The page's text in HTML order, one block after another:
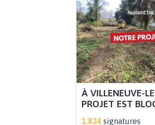
À VILLENEUVE-
PROJET EST
1.824 signatures